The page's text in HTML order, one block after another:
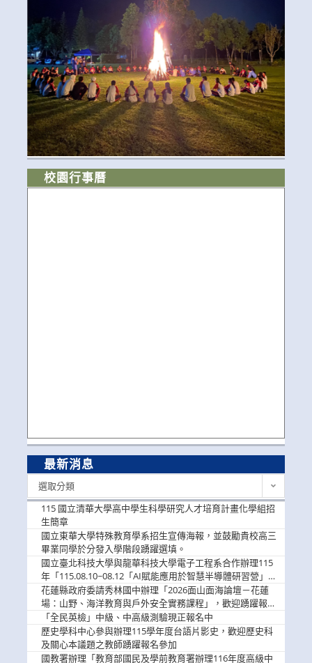
校園行事曆
最新消息
選取分類
115 國立清華大學高中學生科學研究人才培育計畫化學組招
生簡章
國立東華大學特殊教育學系招生宣傳海報，並鼓勵貴校高三
畢業同學於分發入學階段踴躍選填。
國立臺北科技大學與龍華科技大學電子工程系合作辦理115
年「115.08.10~08.12「AI賦能應用於智慧半導體研習營」，
歡迎學生踴躍報名參加
花蓮縣政府委請秀林國中辦理「2026面山面海論壇－花蓮
場：山野、海洋教育與戶外安全實務課程」，歡迎踴躍報名
參加
「全民英檢」中級、中高級測驗現正報名中
歷史學科中心參與辦理115學年度台語片影史，歡迎歷史科
及關心本議題之教師踴躍報名參加
國教署辦理「教育部國民及學前教育署辦理116年度高級中